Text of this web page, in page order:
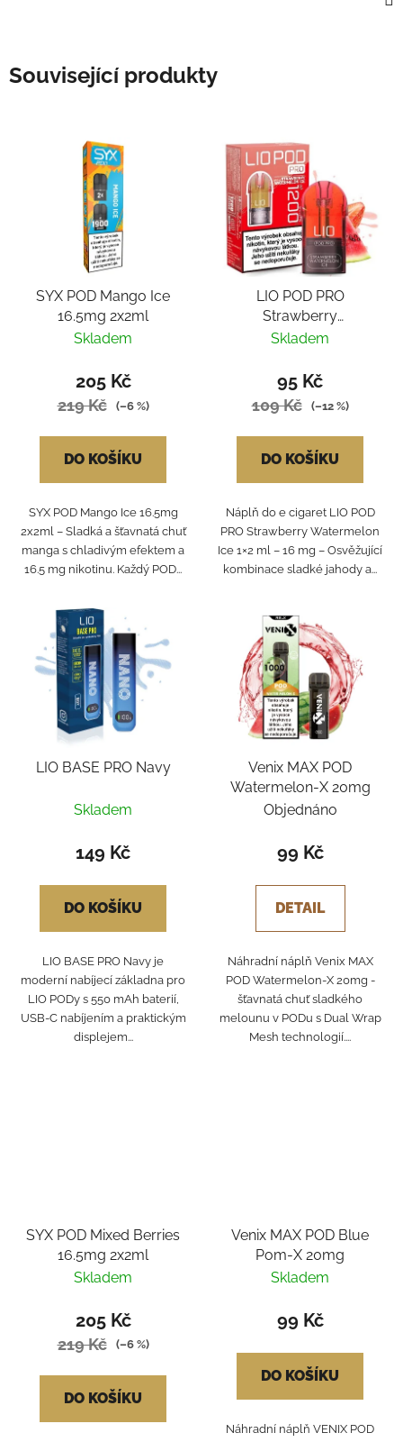
Související produkty
SYX POD Mango Ice
16.5mg 2x2ml
Skladem
205 Kč
219 Kč (–6 %)
DO KOŠÍKU
SYX POD Mango Ice 16.5mg
2x2ml – Sladká a šťavnatá chuť
manga s chladivým efektem a
16.5 mg nikotinu. Každý POD...
LIO POD PRO
Strawberry
Watermelon Ice 1x2ml
Skladem
95 Kč
109 Kč (–12 %)
DO KOŠÍKU
Náplň do e cigaret LIO POD
PRO Strawberry Watermelon
Ice 1×2 ml – 16 mg – Osvěžující
kombinace sladké jahody a...
LIO BASE PRO Navy
Skladem
149 Kč
DO KOŠÍKU
LIO BASE PRO Navy je
moderní nabíjecí základna pro
LIO PODy s 550 mAh baterií,
USB-C nabíjením a praktickým
displejem...
Venix MAX POD
Watermelon-X 20mg
Objednáno
99 Kč
DETAIL
Náhradní náplň Venix MAX
POD Watermelon-X 20mg -
šťavnatá chuť sladkého
melounu v PODu s Dual Wrap
Mesh technologií....
SYX POD Mixed Berries
16.5mg 2x2ml
Skladem
205 Kč
219 Kč (–6 %)
DO KOŠÍKU
Venix MAX POD Blue
Pom-X 20mg
Skladem
99 Kč
DO KOŠÍKU
Náhradní náplň VENIX POD